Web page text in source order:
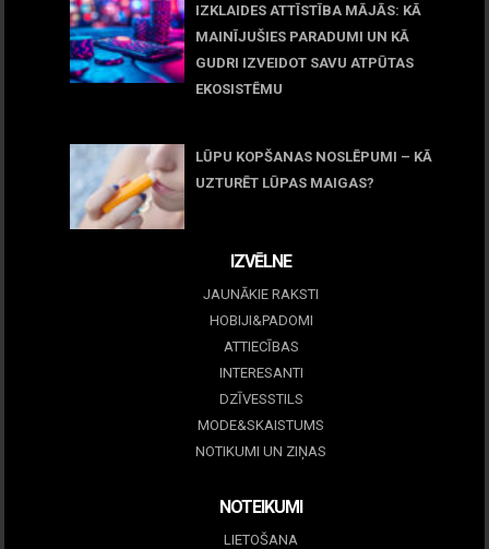
IZKLAIDES ATTĪSTĪBA MĀJĀS: KĀ
MAINĪJUŠIES PARADUMI UN KĀ
GUDRI IZVEIDOT SAVU ATPŪTAS
EKOSISTĒMU
LŪPU KOPŠANAS NOSLĒPUMI – KĀ
UZTURĒT LŪPAS MAIGAS?
IZVĒLNE
JAUNĀKIE RAKSTI
HOBIJI&PADOMI
ATTIECĪBAS
INTERESANTI
DZĪVESSTILS
MODE&SKAISTUMS
NOTIKUMI UN ZIŅAS
NOTEIKUMI
LIETOŠANA